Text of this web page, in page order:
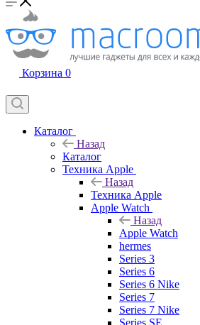
Корзина 0
Каталог
Назад
Каталог
Техника Apple
Назад
Техника Apple
Apple Watch
Назад
Apple Watch
hermes
Series 3
Series 6
Series 6 Nike
Series 7
Series 7 Nike
Series SE